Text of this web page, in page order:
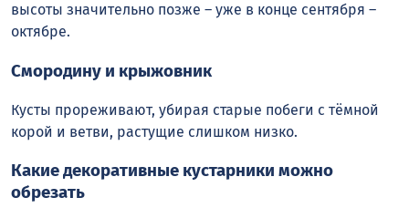
высоты значительно позже – уже в конце сентября –
октябре.
Смородину и крыжовник
Кусты прореживают, убирая старые побеги с тёмной
корой и ветви, растущие слишком низко.
Какие декоративные кустарники можно
обрезать